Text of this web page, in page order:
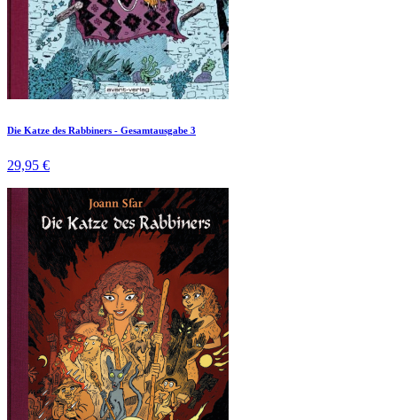
Die Katze des Rabbiners - Gesamtausgabe 3
29,95 €